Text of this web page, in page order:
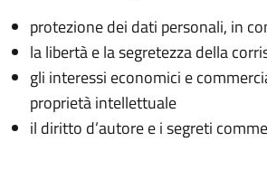
protezione dei dati personali, in
la libertà e la segretezza della
gli interessi economici e
proprietà intellettuale
il diritto d’autore e i segreti